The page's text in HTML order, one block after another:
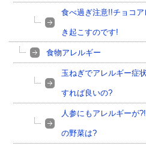
食べ過ぎ注意!!チョコア
き起こすのです!
食物アレルギー
玉ねぎでアレルギー症
すれば良いの?
人参にもアレルギーが
の野菜は?